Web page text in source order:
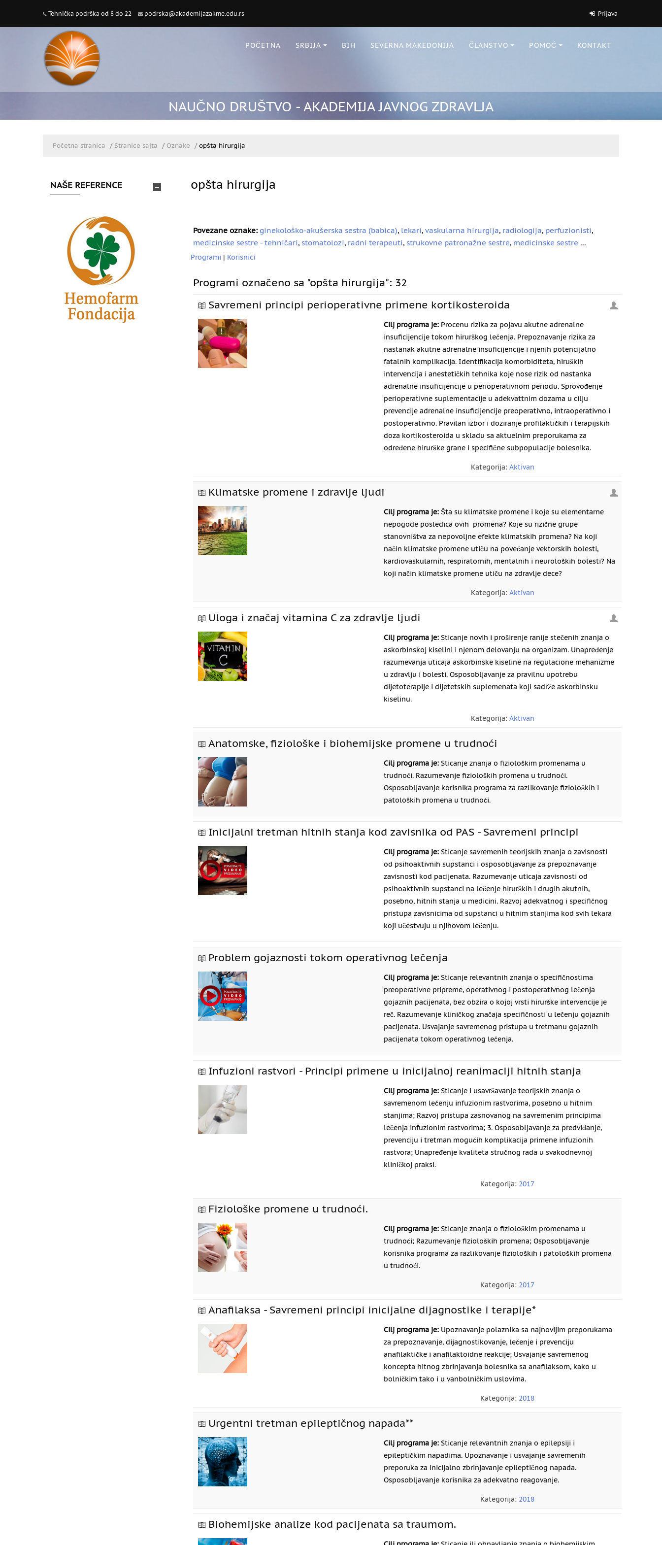
Tehnička podrška od 8 do 22 podrska@akademijazakme.edu.rs Prijava
POČETNA SRBIJA BIH SEVERNA MAKEDONIJA ČLANSTVO POMOĆ KONTAKT
NAUČNO DRUŠTVO - AKADEMIJA JAVNOG ZDRAVLJA
Početna stranica ▶︎ Stranice sajta ▶︎ Oznake ▶︎opšta hirurgija
opšta hirurgija
Povezane oznake: ginekološko-akušerska sestra (babica), lekari,vaskularna hirurgija, radiologija, perfuzionisti,
medicinske sestre - tehničari, stomatolozi, radni terapeuti, strukovne patronažne sestre, medicinske sestre ...
Programi | Korisnici
Programi označeno sa "opšta hirurgija": 32
Savremeni principi perioperativne primene kortikosteroida
Cilj programa je: Procenu rizika za pojavu akutne adrenalne
insuficijencije tokom hirurškog lečenja. Prepoznavanje rizika za
nastanak akutne adrenalne insuficijencije i njenih potencijalno
fatalnih komplikacija. Identifikacija komorbiditeta, hiruških
intervencija i anestetičkih tehnika koje nose rizik od nastanka
adrenalne insuficijencije u perioperativnom periodu. Sprovođenje
perioperativne suplementacije u adekvattnim dozama u cilju
prevencije adrenalne insuficijencije preoperativno, intraoperativno i
postoperativno. Pravilan izbor i doziranje profilaktičkih i terapijskih
doza kortikosteroida u skladu sa aktuelnim preporukama za
određene hirurške grane i specifične subpopulacije bolesnika.
Kategorija: Aktivan
Klimatske promene i zdravlje ljudi
Cilj programa je:Šta su klimatske promene i koje su elementarne
nepogode posledica ovih promena? Koje su rizične grupe
stanovništva za nepovoljne efekte klimatskih promena? Na koji
način klimatske promene utiču na povećanje vektorskih bolesti,
kardiovaskularnih, respiratornih, mentalnih i neuroloških bolesti? Na
koji način klimatske promene utiču na zdravlje dece?
Kategorija: Aktivan
Uloga i značaj vitamina C za zdravlje ljudi
Cilj programa je:Sticanje novih i proširenje ranije stečenih znanja o
askorbinskoj kiselini i njenom delovanju na organizam. Unapređenje
razumevanja uticaja askorbinske kiseline na regulacione mehanizme
u zdravlju i bolesti. Osposobljavanje za pravilnu upotrebu
dijetoterapije i dijetetskih suplemenata koji sadrže askorbinsku
kiselinu.
Kategorija: Aktivan
Anatomske, fiziološke i biohemijske promene u trudnoći
Cilj programa je:Sticanje znanja o fiziološkim promenama u
trudnoći. Razumevanje fizioloških promena u trudnoći.
Osposobljavanje korisnika programa za razlikovanje fizioloških i
patoloških promena u trudnoći.
Inicijalni tretman hitnih stanja kod zavisnika od PAS - Savremeni principi
Cilj programa je:Sticanje savremenih teorijskih znanja o zavisnosti
od psihoaktivnih supstanci i osposobljavanje za prepoznavanje
zavisnosti kod pacijenata. Razumevanje uticaja zavisnosti od
psihoaktivnih supstanci na lečenje hirurških i drugih akutnih,
posebno, hitnih stanja u medicini. Razvoj adekvatnog i specifičnog
pristupa zavisnicima od supstanci u hitnim stanjima kod svih lekara
koji učestvuju u njihovom lečenju.
Problem gojaznosti tokom operativnog lečenja
Cilj programa je:Sticanje relevantnih znanja o specifičnostima
preoperativne pripreme, operativnog i postoperativnog lečenja
gojaznih pacijenata, bez obzira o kojoj vrsti hirurške intervencije je
reč. Razumevanje kliničkog značaja specifičnosti u lečenju gojaznih
pacijenata. Usvajanje savremenog pristupa u tretmanu gojaznih
pacijenata tokom operativnog lečenja.
Infuzioni rastvori - Principi primene u inicijalnoj reanimaciji hitnih stanja
Cilj programa je:Sticanje i usavršavanje teorijskih znanja o
savremenom lečenju infuzionim rastvorima, posebno u hitnim
stanjima; Razvoj pristupa zasnovanog na savremenim principima
lečenja infuzionim rastvorima; 3. Osposobljavanje za predviđanje,
prevenciju i tretman mogućih komplikacija primene infuzionih
rastvora; Unapređenje kvaliteta stručnog rada u svakodnevnoj
kliničkoj praksi.
Kategorija: 2017
Fiziološke promene u trudnoći.
Cilj programa je:Sticanje znanja o fiziološkim promenama u
trudnoći; Razumevanje fizioloških promena; Osposobljavanje
korisnika programa za razlikovanje fizioloških i patoloških promena
u trudnoći.
Kategorija: 2017
Anafilaksa - Savremeni principi inicijalne dijagnostike i terapije*
Cilj programa je: Upoznavanje polaznika sa najnovijim preporukama
za prepoznavanje, dijagnostikovanje, lečenje i prevenciju
anafilaktičke i anafilaktoidne reakcije; Usvajanje savremenog
koncepta hitnog zbrinjavanja bolesnika sa anafilaksom, kako u
bolničkim tako i u vanbolničkim uslovima.
Kategorija: 2018
Urgentni tretman epileptičnog napada**
Cilj programa je:Sticanje relevantnih znanja o epilepsiji i
epileptičkim napadima. Upoznavanje i usvajanje savremenih
preporuka za inicijalno zbrinjavanje epileptičnog napada.
Osposobljavanje korisnika za adekvatno reagovanje.
Kategorija: 2018
Biohemijske analize kod pacijenata sa traumom.
NAŠE REFERENCE